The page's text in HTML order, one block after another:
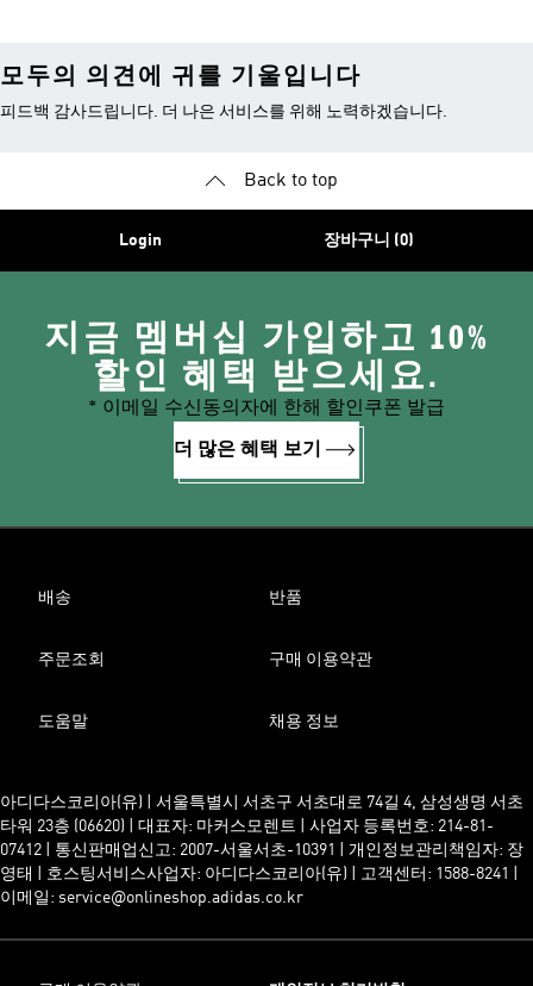
모두의 의견에 귀를 기울입니다
피드백 감사드립니다. 더 나은 서비스를 위해 노력하겠습니다.
Back to top
Login 장바구니 (0)
지금 멤버십 가입하고 10%
할인 혜택 받으세요.
* 이메일 수신동의자에 한해 할인쿠폰 발급
더 많은 혜택 보기
배송 반품
주문조회 구매 이용약관
도움말 채용 정보
아디다스코리아(유) | 서울특별시 서초구 서초대로 74길 4, 삼성생명 서초
타워 23층 (06620) | 대표자: 마커스모렌트 | 사업자 등록번호: 214-81-
07412 | 통신판매업신고: 2007-서울서초-10391 | 개인정보관리책임자: 장
영태 | 호스팅서비스사업자: 아디다스코리아(유) | 고객센터: 1588-8241 |
이메일: service@onlineshop.adidas.co.kr